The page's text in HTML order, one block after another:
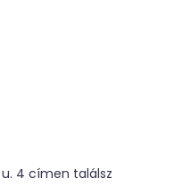
u. 4 címen találsz